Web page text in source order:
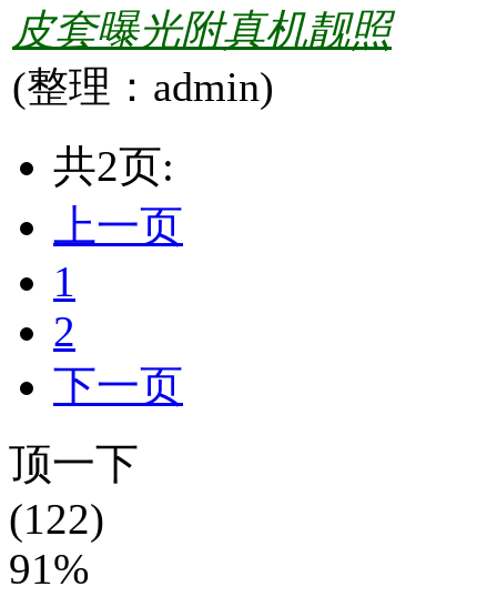
皮套曝光附真机靓照
(整理：admin)
共2页:
上一页
1
2
下一页
顶一下
(122)
91%